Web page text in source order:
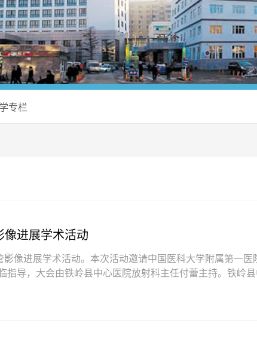
专栏
进展学术活动
像进展学术活动。本次活动邀请中国医科大学附属第一医
指导，大会由铁岭县中心医院放射科主任付蕾主持。铁岭
热烈欢迎，他强